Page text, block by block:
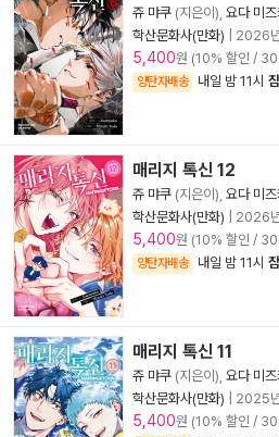
쥬 먀쿠 (지은이), 요다 미즈
학산문화사(만화)
2026
5,400원 (10% 할인 /
양탄자배송 내일 밤 11시
매리지 톡신 12
쥬 먀쿠 (지은이), 요다 미즈
학산문화사(만화)
2026
5,400원 (10% 할인 /
양탄자배송 내일 밤 11시
매리지 톡신 11
쥬 먀쿠 (지은이), 요다 미즈
학산문화사(만화)
2025
5,400원 (10% 할인 /